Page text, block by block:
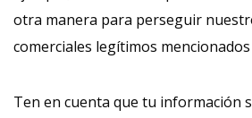
otra manera para perseguir
comerciales legítimos
Ten en cuenta que tu información